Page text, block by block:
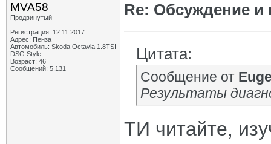
MVA58
Продвинутый
Регистрация: 12.11.2017
Адрес: Пенза
Автомобиль: Skoda Octavia 1.8TSI
DSG Style
Возраст: 46
Сообщений: 5,131
Re: Обсуждение
Цитата:
Сообщение от
Результаты
ТИ читайте,